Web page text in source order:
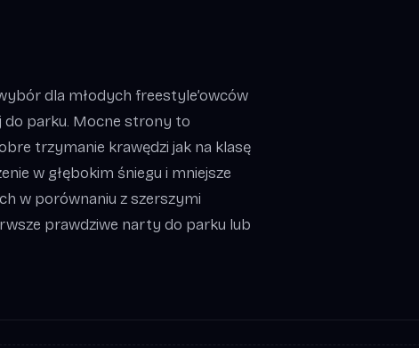
dla młodych freestyle’owców
parku. Mocne strony to
trzymanie krawędzi jak na klasę
w głębokim śniegu i mniejsze
w porównaniu z szerszymi
prawdziwe narty do parku lub